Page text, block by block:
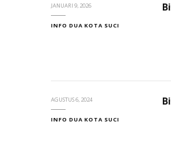
JANUARI 9, 2026
INFO DUA KOTA SUCI
AGUSTUS 6, 2024
INFO DUA KOTA SUCI